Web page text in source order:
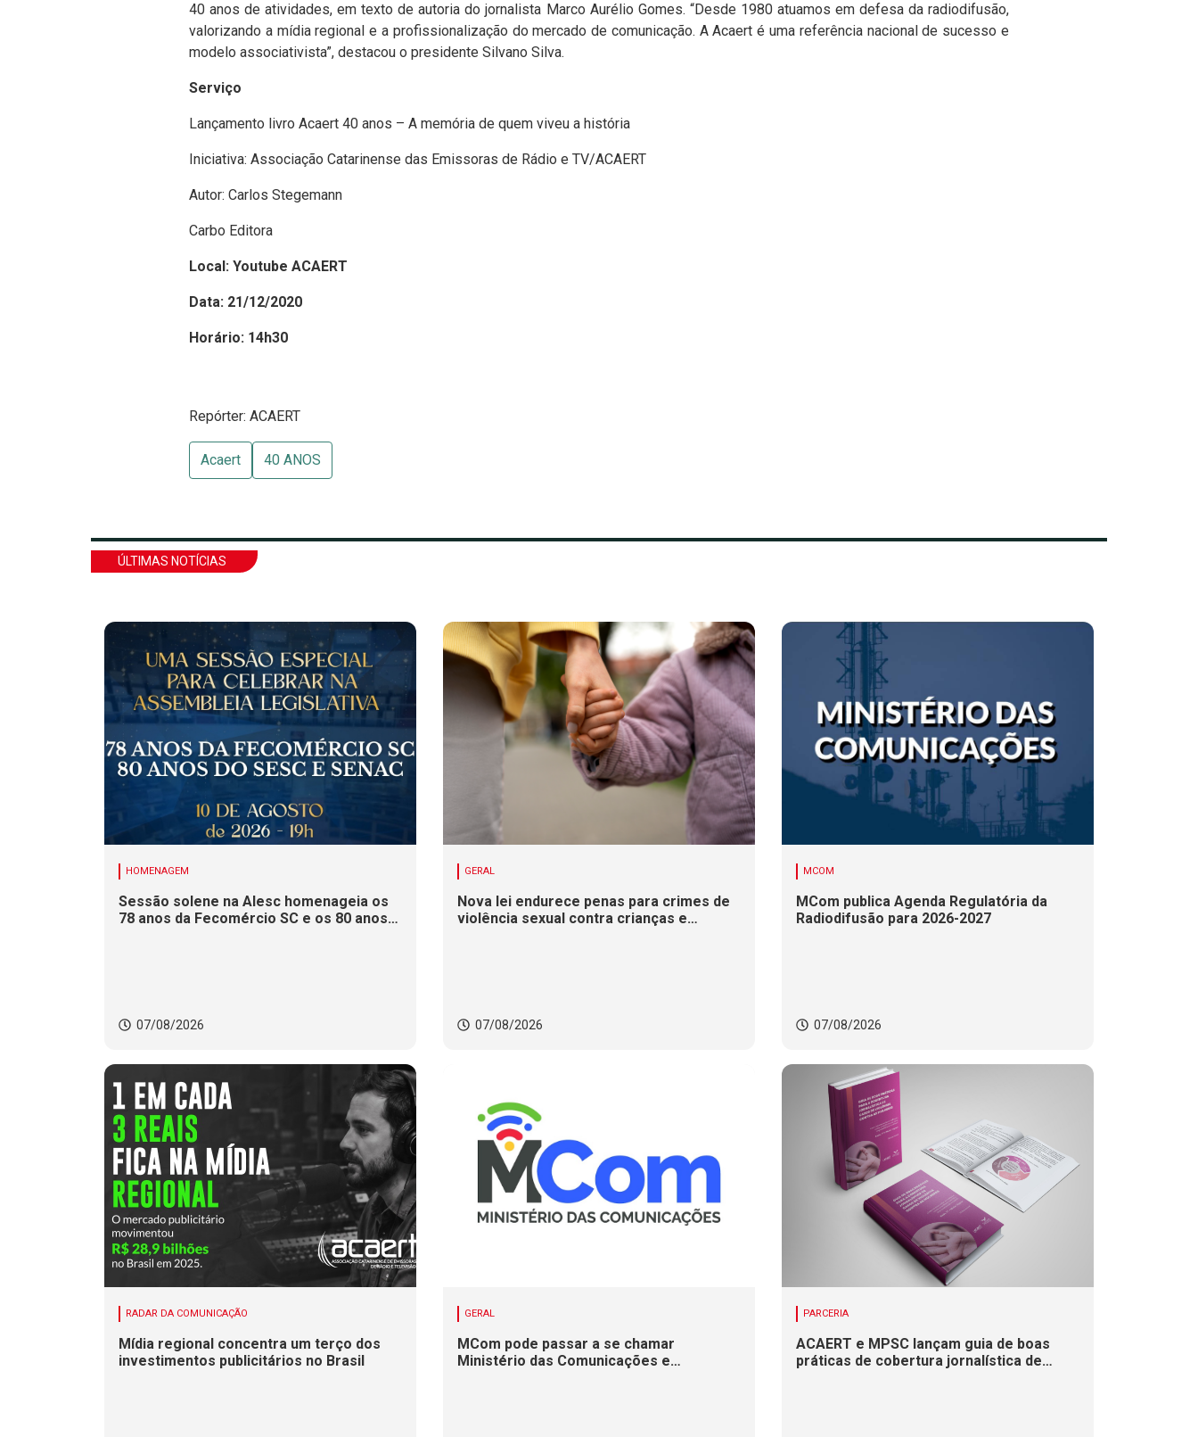
40 anos de atividades, em texto de autoria do jornalista Marco Aurélio Gomes. “Desde 1980 atuamos em defesa da radiodifusão,
valorizando a mídia regional e a profissionalização do mercado de comunicação. A Acaert é uma referência nacional de sucesso e
modelo associativista”, destacou o presidente Silvano Silva.
Serviço
Lançamento livro Acaert 40 anos – A memória de quem viveu a história
Iniciativa: Associação Catarinense das Emissoras de Rádio e TV/ACAERT
Autor: Carlos Stegemann
Carbo Editora
Local: Youtube ACAERT
Data: 21/12/2020
Horário: 14h30
Repórter: ACAERT
Acaert 40 ANOS
ÚLTIMAS NOTÍCIAS
HOMENAGEM
Sessão solene na Alesc homenageia os
78 anos da Fecomércio SC e os 80 anos
07/08/2026
GERAL
Nova lei endurece penas para crimes de
violência sexual contra crianças e
07/08/2026
MCOM
MCom publica Agenda Regulatória da
Radiodifusão para 2026-2027
07/08/2026
RADAR DA COMUNICAÇÃO
Mídia regional concentra um terço dos
investimentos publicitários no Brasil
GERAL
MCom pode passar a se chamar
Ministério das Comunicações e
PARCERIA
ACAERT e MPSC lançam guia de boas
práticas de cobertura jornalística de